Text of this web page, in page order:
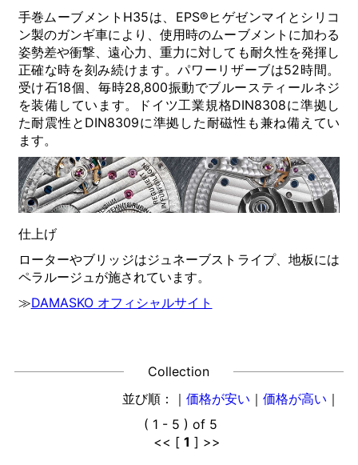
手巻ムーブメントH35は、EPS®ヒゲゼンマイとシリコ
ン製のガンギ車により、使用時のムーブメントに加わる
姿勢差や衝撃、遠心力、重力に対しても耐久性を発揮し
正確な時を刻み続けます。パワーリザーブは52時間。
受け石18個、毎時28,800振動でブルースティールネジ
を装備しています。ドイツ工業規格DIN8308に準拠し
た耐震性とDIN8309に準拠した耐磁性も兼ね備えてい
ます。
仕上げ
ローターやブリッジはジュネーブストライプ、地板には
ペラルージュが施されています。
≫DAMASKO オフィシャルサイト
Collection
並び順：｜価格が安い ｜価格が高い ｜
( 1 - 5 ) of 5
<< [1 ] >>